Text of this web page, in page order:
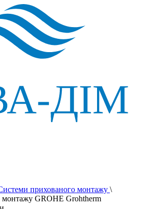
прихованого монтажу \
монтажу GROHE Grohtherm